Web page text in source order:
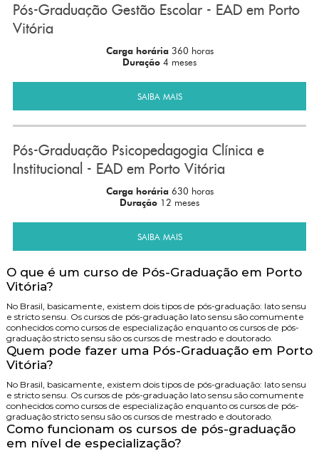
Pós-Graduação Gestão Escolar - EAD em Porto
Vitória
Carga horária 360 horas
Duração 4 meses
SAIBA MAIS
Pós-Graduação Psicopedagogia Clínica e
Institucional - EAD em Porto Vitória
Carga horária 630 horas
Duração 12 meses
SAIBA MAIS
O que é um curso de Pós-Graduação em Porto
Vitória?
No Brasil, basicamente, existem dois tipos de pós-graduação: lato sensu
e stricto sensu. Os cursos de pós-graduação lato sensu são comumente
conhecidos como cursos de especialização enquanto os cursos de pós-
graduação stricto sensu são os cursos de mestrado e doutorado.
Quem pode fazer uma Pós-Graduação em Porto
Vitória?
No Brasil, basicamente, existem dois tipos de pós-graduação: lato sensu
e stricto sensu. Os cursos de pós-graduação lato sensu são comumente
conhecidos como cursos de especialização enquanto os cursos de pós-
graduação stricto sensu são os cursos de mestrado e doutorado.
Como funcionam os cursos de pós-graduação
em nível de especialização?